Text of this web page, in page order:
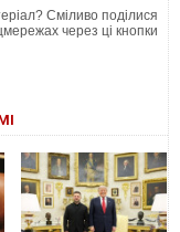
Сміливо поділися
через ці кнопки